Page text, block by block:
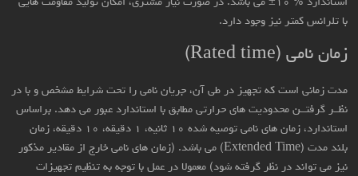
با تلرانس کمتر نیز وجود دارد.
زمان نامی (Rated time)
مدت زمانی است که تجهیز در طی آن، جریان نامی را تحت شرایط مشخص و با در
نظــر گرفتــن محدودیت های حرارتی مطابق با استاندارد عبور می دهد. براساس
استاندارد، زمان های نامی توصیه شده ۱۰ ثانیه، ۱ دقیقه، ۱۰ دقیقه، زمان
بلند مدت (Extended Time) می باشد. (زمان های نامی خارج از مقادیر مذکور
نیز می تواند در نظر گرفته شود) معمولا در عمل با توجه به تنظیم تجهیزات